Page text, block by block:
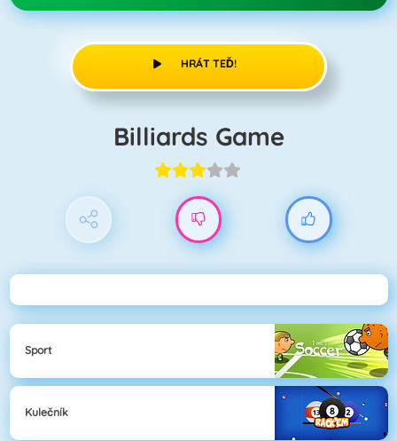
HRÁT TEĎ!
Billiards Game
Sport
Kulečník